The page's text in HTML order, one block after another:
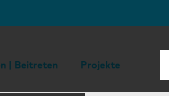
| Beitreten Projekte